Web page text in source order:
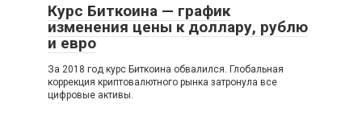
Курс Биткоина — график
изменения цены к доллару, рублю
и евро
За 2018 год курс Биткоина обвалился. Глобальная
коррекция криптовалютного рынка затронула все
цифровые активы.